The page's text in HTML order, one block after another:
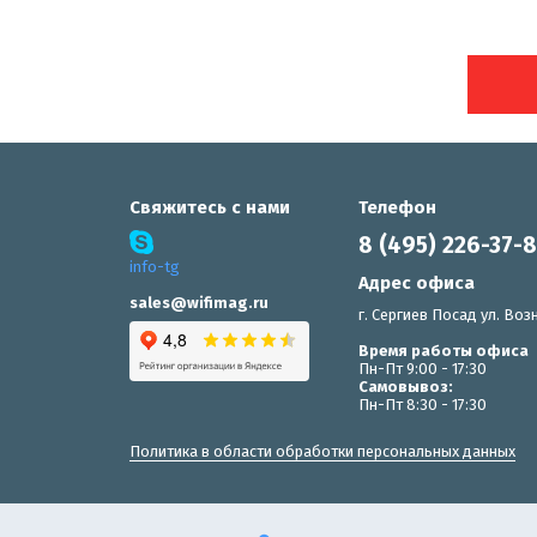
Свяжитесь с нами
info-tg
sales@wifimag.ru
Телефон
8 (495) 226-37-
Адрес офиса
г. Сергиев Посад ул.
Время работы офиса
Пн-Пт 9:00 - 17:30
Самовывоз:
Пн-Пт 8:30 - 17:30
Политика в области обработки персональных данных